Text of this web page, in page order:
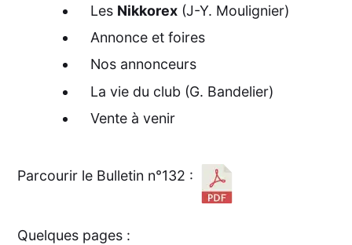
Les Nikkorex (J-Y. Moulignier)
Annonce et foires
Nos annonceurs
La vie du club (G. Bandelier)
Vente à venir
Parcourir le Bulletin n°132 :
Quelques pages :